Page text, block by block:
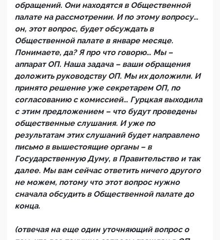
обращений. Они находятся в Общественной
палате на рассмотрении. И по этому вопросу…
он, этот вопрос, будет обсуждать в
Общественной палате в январе месяце.
Понимаете, да? Я про что говорю… Мы –
аппарат ОП. Наша задача – ваши обращения
доложить руководству ОП. Мы их доложили. И
принято решение уже секретарем ОП, по
согласованию с комиссией… Гурцкая выходила
с этим предложением – что будут проведены
общественные слушания. И уже по
результатам этих слушаний будет направлено
письмо в вышестоящие органы – в
Государственную Думу, в Правительство и так
далее. Мы вам сейчас ответить ничего другого
не можем, потому что этот вопрос нужно
сначала обсудить в Общественной палате до
конца.
(отвечая на еще один уточняющий вопрос о